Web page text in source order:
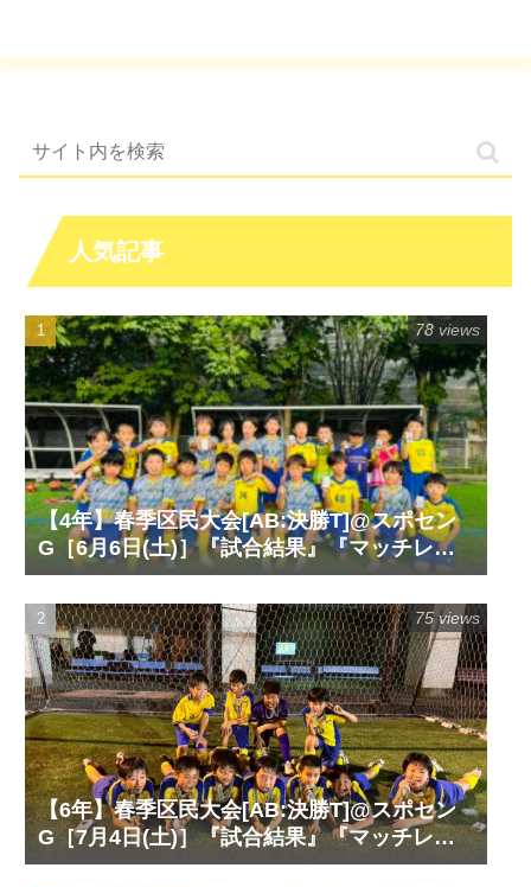
人気記事
【4年】春季区民大会[AB:決勝T]@スポセン
G［6月6日(土)］『試合結果』『マッチレポ
ート』『試合動画』
78 views
【6年】春季区民大会[AB:決勝T]@スポセン
G［7月4日(土)］『試合結果』『マッチレポ
ート』『試合動画』
75 views